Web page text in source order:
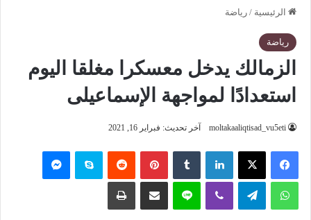
الرئيسية / رياضة
رياضة
الزمالك يدخل معسكرا مغلقا اليوم
استعدادًا لمواجهة الإسماعيلى
moltakaaliqtisad_vu5eti آخر تحديث: فبراير 16, 2021
فيسبوك ‫X لينكدإن بينتيريست سكايب
واتساب تيلقرام لاين